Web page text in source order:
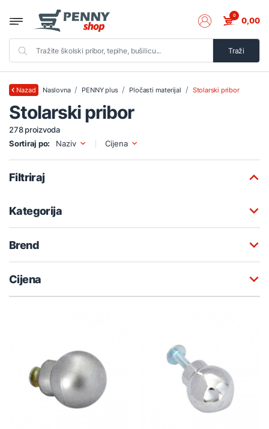
Traži
0 0,00
Nazad Naslovna PENNY plus Pločasti materijal Stolarski pribor
Stolarski pribor
278 proizvoda
Sortiraj po:
Naziv Cijena
Filtriraj
Kategorija
Brend
Cijena